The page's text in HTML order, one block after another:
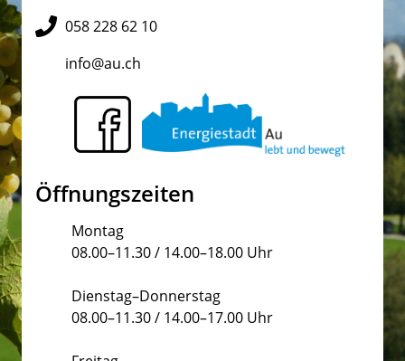
058 228 62 10
info@au.ch
Öffnungszeiten
Montag
08.00–11.30 / 14.00–18.00 Uhr
Dienstag–Donnerstag
08.00–11.30 / 14.00–17.00 Uhr